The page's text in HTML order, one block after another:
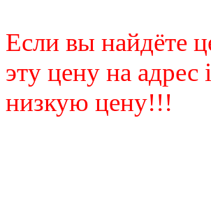
Если вы найдёте
эту цену на
низкую цену!!!